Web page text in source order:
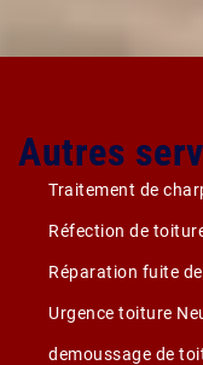
Autres
Traitement de
Réfection de
Réparation fuite
Urgence toiture
demoussage de